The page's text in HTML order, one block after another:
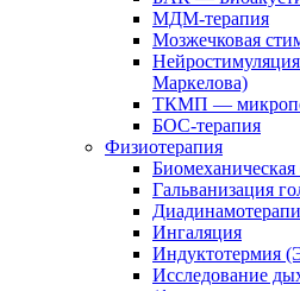
МДМ-терапия
Мозжечковая
Маркелова)
ТКМП —
БОС-терапия
Физиотерапия
Гальванизация
Ингаляция
Индуктотермия
Исследование